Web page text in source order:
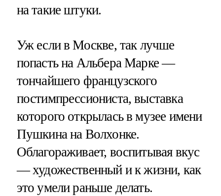
на такие штуки.
Уж если в Москве, так лучше
попасть на Альбера Марке —
тончайшего французского
постимпрессиониста, выставка
которого открылась в музее имени
Пушкина на Волхонке.
Облагораживает, воспитывая вкус
— художественный и к жизни, как
это умели раньше делать.